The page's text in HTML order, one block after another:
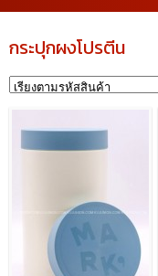
กระปุกผงโปรตีน